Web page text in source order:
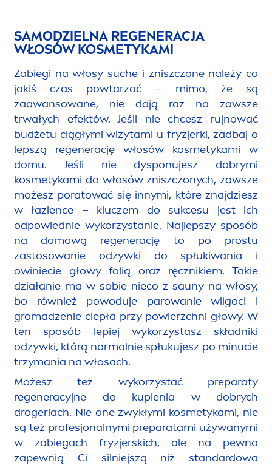
SAMODZIELNA REGENERACJA
WŁOSÓW KOSMETYKAMI
Zabiegi na włosy suche i zniszczone należy co
jakiś czas powtarzać – mimo, że są
zaawansowane, nie dają raz na zawsze
trwałych efektów. Jeśli nie chcesz rujnować
budżetu ciągłymi wizytami u fryzjerki, zadbaj o
lepszą regenerację włosów kosmetykami w
domu. Jeśli nie dysponujesz dobrymi
kosmetykami do włosów zniszczonych, zawsze
możesz poratować się innymi, które znajdziesz
w łazience – kluczem do sukcesu jest ich
odpowiednie wykorzystanie. Najlepszy sposób
na domową regenerację to po prostu
zastosowanie odżywki do spłukiwania i
owiniecie głowy folią oraz ręcznikiem. Takie
działanie ma w sobie nieco z sauny na włosy,
bo również powoduje parowanie wilgoci i
gromadzenie ciepła przy powierzchni głowy. W
ten sposób lepiej wykorzystasz składniki
odzywki, którą normalnie spłukujesz po minucie
trzymania na włosach.
Możesz też wykorzystać preparaty
regeneracyjne do kupienia w dobrych
drogeriach. Nie one zwykłymi kosmetykami, nie
są też profesjonalnymi preparatami używanymi
w zabiegach fryzjerskich, ale na pewno
zapewnią Ci silniejszą niż standardowa